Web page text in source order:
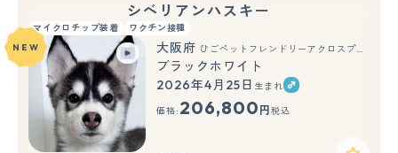
シベリアンハスキー
マイクロチップ装着 ワクチン接種
もっと見る
NEW 大阪府 ひごペットフレンドリーアクロスプラザ住之江店
ブラックホワイト
2026年4月25日 生まれ
価格: 206,800 円 税込